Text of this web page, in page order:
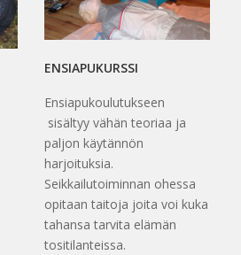
ENSIAPUKURSSI
Ensiapukoulutukseen
sisältyy vähän teoriaa ja
paljon käytännön
harjoituksia.
Seikkailutoiminnan ohessa
opitaan taitoja joita voi kuka
tahansa tarvita elämän
tositilanteissa.